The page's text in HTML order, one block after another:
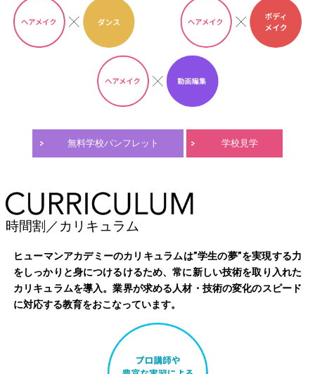
無料学校パンフレット 学校見学
時間割／カリキュラム
ヒューマンアカデミーのカリキュラムは”学生の夢”を実現する力
をしっかりと身につけるけるため、常に新しい技術を取り入れた
カリキュラムを導入。業界が求める人材・技術の変化のスピード
に対応する教育をおこなっています。